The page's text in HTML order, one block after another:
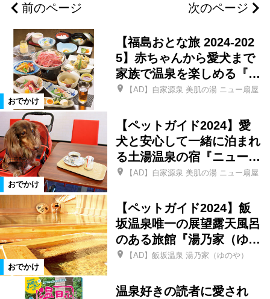
楢葉町 広野町 福島市
二本松市 郡山市 新地町
相馬市 県北エリア 県中エリア
浜通りエリア 新潟県 三島町
会津エリア 南相馬市 いわき市
柳津町 金山町 昭和村
南会津町 只見町 檜枝岐村
前のページ 次のページ
おでかけ
【福島おとな旅 2024-202
5】赤ちゃんから愛犬まで
家族で温泉を楽しめる『…
【AD】自家源泉 美肌の湯 ニュー扇屋
おでかけ
【ペットガイド2024】愛
犬と安心して一緒に泊まれ
る土湯温泉の宿『ニュー…
【AD】自家源泉 美肌の湯 ニュー扇屋
おでかけ
【ペットガイド2024】飯
坂温泉唯一の展望露天風呂
のある旅館『湯乃家（ゆ…
【AD】飯坂温泉 湯乃家（ゆのや）
温泉好きの読者に愛され